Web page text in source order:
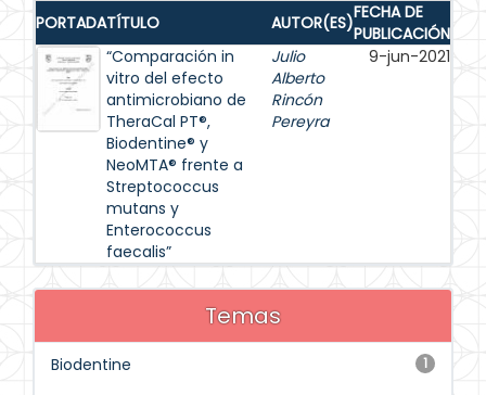
PORTADATÍTULO AUTOR(ES)FECHA DE
PUBLICACIÓN
“Comparación in
vitro del efecto
antimicrobiano de
TheraCal PT®,
Biodentine® y
NeoMTA® frente a
Streptococcus
mutans y
Enterococcus
faecalis”
Julio
Alberto
Rincón
Pereyra
9-jun-2021
Temas
1
Biodentine